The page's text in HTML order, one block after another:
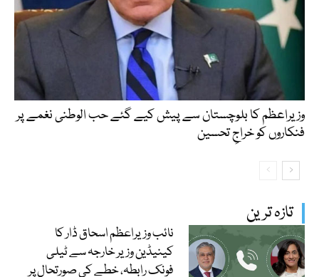
تازہ ترین
نائب وزیراعظم اسحاق ڈار کا
کینیڈین وزیر خارجہ سے ٹیلی
فونک رابطہ، خطے کی صورتحال پر
وزیراعظم کا بلوچستان سے پیش کیے گئے حب الوطنی نغمے پر
فنکاروں کو خراجِ تحسین